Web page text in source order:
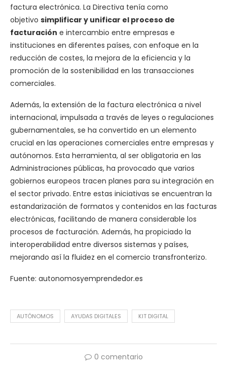
factura electrónica. La Directiva tenía como
objetivo simplificar y unificar el proceso de
facturación e intercambio entre empresas e
instituciones en diferentes países, con enfoque en la
reducción de costes, la mejora de la eficiencia y la
promoción de la sostenibilidad en las transacciones
comerciales.
Además, la extensión de la factura electrónica a nivel
internacional, impulsada a través de leyes o regulaciones
gubernamentales, se ha convertido en un elemento
crucial en las operaciones comerciales entre empresas y
autónomos. Esta herramienta, al ser obligatoria en las
Administraciones públicas, ha provocado que varios
gobiernos europeos tracen planes para su integración en
el sector privado. Entre estas iniciativas se encuentran la
estandarización de formatos y contenidos en las facturas
electrónicas, facilitando de manera considerable los
procesos de facturación. Además, ha propiciado la
interoperabilidad entre diversos sistemas y países,
mejorando así la fluidez en el comercio transfronterizo.
Fuente: autonomosyemprendedor.es
AUTÓNOMOS AYUDAS DIGITALES KIT DIGITAL
0 comentario